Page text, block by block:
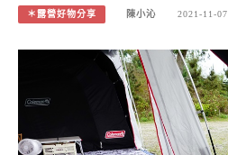
＊露營好物分享 陳小沁 2021-11-07